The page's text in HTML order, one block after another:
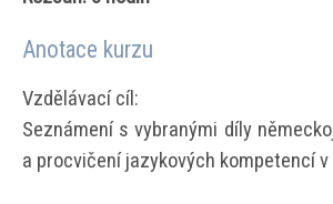
Anotace kurzu
Vzdělávací cíl:
Seznámení s vybranými díly
a procvičení jazykových kompetencí